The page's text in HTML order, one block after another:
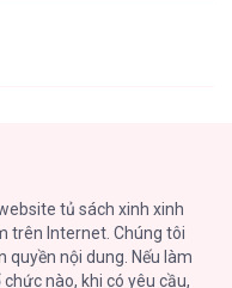
Nữ
tủ sách xinh xinh
trên Internet. Chúng tôi
quyền nội dung. Nếu làm
nào, khi có yêu cầu,